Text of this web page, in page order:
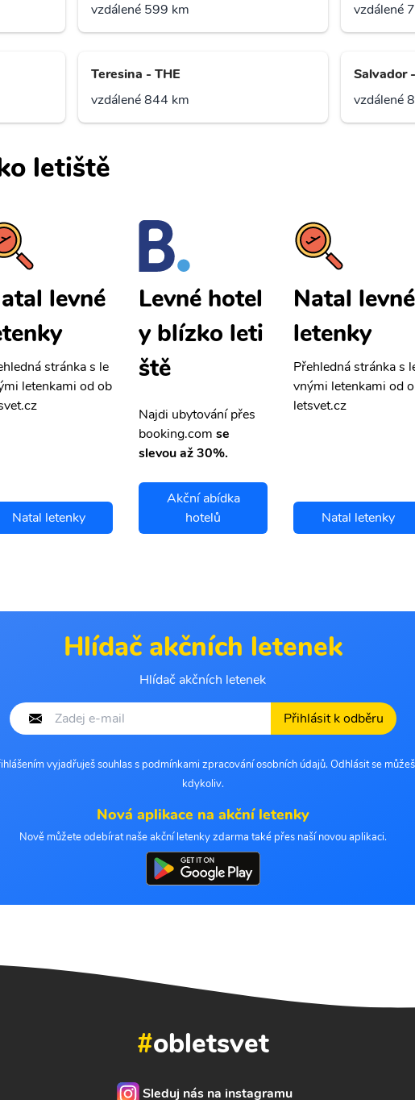
vzdálené 599 km
vzdálené
Teresina - THE
vzdálené 844 km
Salvador
vzdálené
letiště
levné
stránka s le
letenkami od ob
Natal letenky
Levné hotel
y blízko leti
ště
Najdi ubytování přes
booking.com se
slevou až 30%.
Akční abídka
hotelů
Natal levné
letenky
Přehledná stránka s
vnými letenkami od
letsvet.cz
Natal letenky
Hlídač akčních letenek
Hlídač akčních letenek
Přihlásit k odběru
vyjadřuješ souhlas s podmínkami zpracování osobních údajů. Odhlásit se můžeš
kdykoliv.
Nová aplikace na akční letenky
Nově můžete odebírat naše akční letenky zdarma také přes naší novou aplikaci.
#obletsvet
Sleduj nás na instagramu